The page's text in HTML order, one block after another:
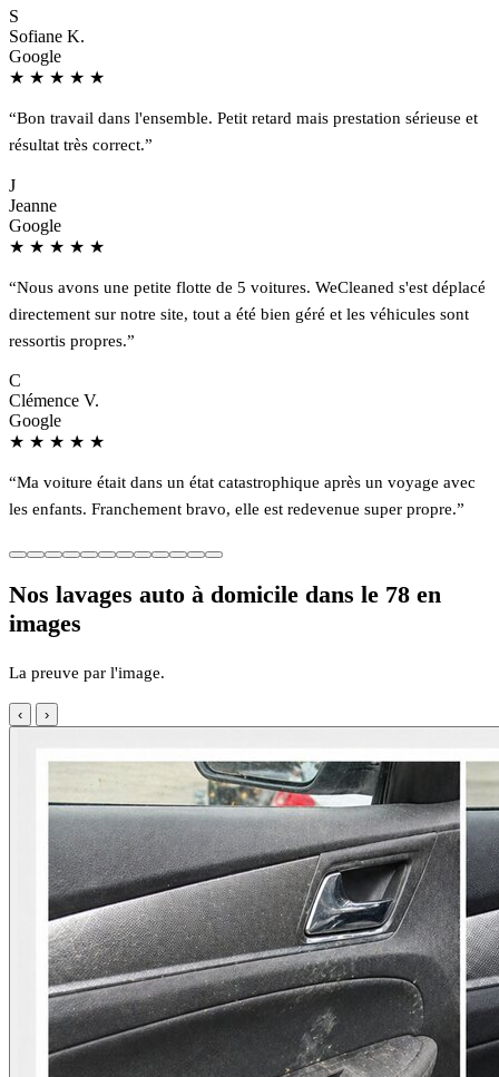
S
Sofiane K.
Google
★ ★ ★ ★ ★
“Bon travail dans l'ensemble. Petit retard mais prestation sérieuse et
résultat très correct.”
J
Jeanne
Google
★ ★ ★ ★ ★
“Nous avons une petite flotte de 5 voitures. WeCleaned s'est déplacé
directement sur notre site, tout a été bien géré et les véhicules sont
ressortis propres.”
C
Clémence V.
Google
★ ★ ★ ★ ★
“Ma voiture était dans un état catastrophique après un voyage avec
les enfants. Franchement bravo, elle est redevenue super propre.”
Nos lavages auto à domicile dans le 78 en
images
La preuve par l'image.
‹ ›